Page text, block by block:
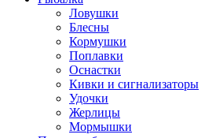
Ловушки
Блесны
Кормушки
Поплавки
Оснастки
Кивки и сигнализаторы
Удочки
Жерлицы
Мормышки